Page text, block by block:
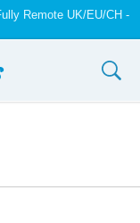
Remote UK/EU/CH -